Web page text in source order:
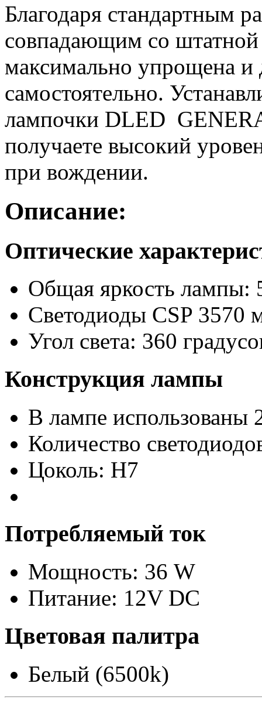
Благодаря стандартным
совпадающим со штатной
максимально упрощена и
самостоятельно.
лампочки DLED
получаете высокий
при вождении.
Описание:
Оптические
Общая яркость лампы:
Светодиоды CSP 3570
Угол света: 360
Конструкция лампы
В лампе использованы
Количество
Цоколь: H7
Потребляемый ток
Мощность: 36 W
Питание: 12V DC
Цветовая палитра
Белый (6500k)